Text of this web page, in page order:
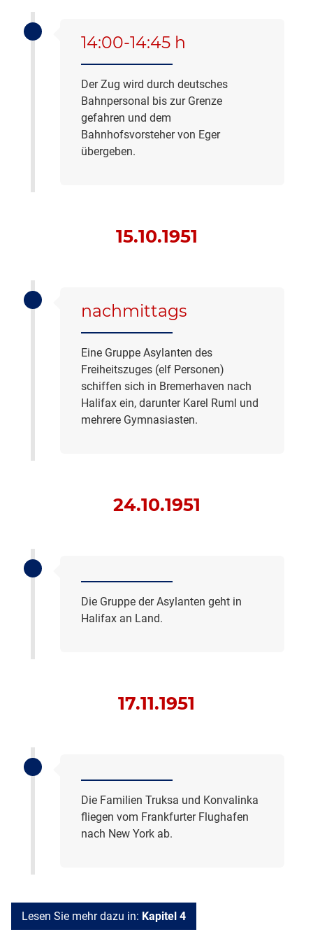
14:00-14:45 h
Der Zug wird durch deutsches
Bahnpersonal bis zur Grenze
gefahren und dem
Bahnhofsvorsteher von Eger
übergeben.
15.10.1951
nachmittags
Eine Gruppe Asylanten des
Freiheitszuges (elf Personen)
schiffen sich in Bremerhaven nach
Halifax ein, darunter Karel Ruml und
mehrere Gymnasiasten.
24.10.1951
Die Gruppe der Asylanten geht in
Halifax an Land.
17.11.1951
Die Familien Truksa und Konvalinka
fliegen vom Frankfurter Flughafen
nach New York ab.
Lesen Sie mehr dazu in: Kapitel 4